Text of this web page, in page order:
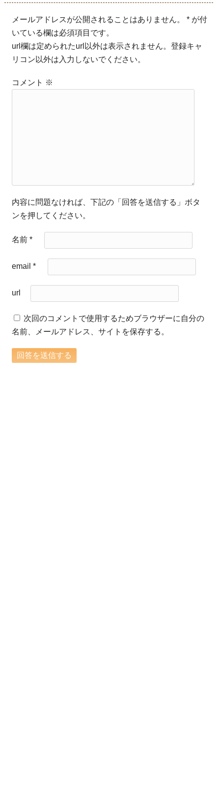
メールアドレスが公開されることはありません。 * が付
いている欄は必須項目です。
url欄は定められたurl以外は表示されません。登録キャ
リコン以外は入力しないでください。
コメント ※
内容に問題なければ、下記の「回答を送信する」ボタ
ンを押してください。
名前*
email*
url
次回のコメントで使用するためブラウザーに自分の
名前、メールアドレス、サイトを保存する。